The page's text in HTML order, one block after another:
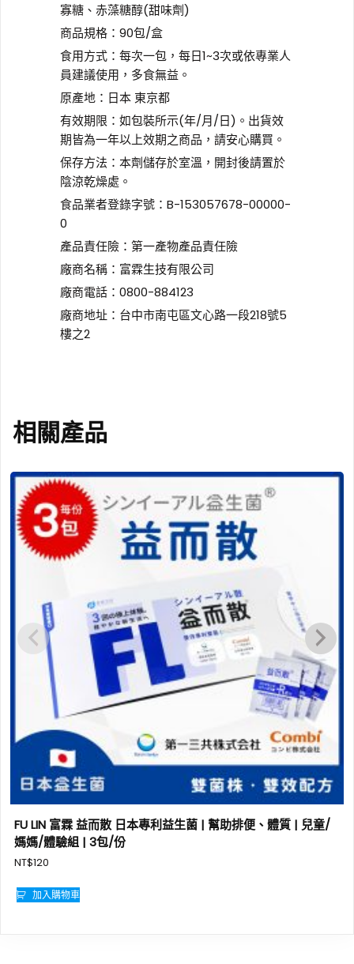
寡糖、赤藻糖醇(甜味劑)
商品規格：90包/盒
食用方式：每次一包，每日1~3次或依專業人
員建議使用，多食無益。
原產地：日本 東京都
有效期限：如包裝所示(年/月/日)。出貨效
期皆為一年以上效期之商品，請安心購買。
保存方法：本劑儲存於室溫，開封後請置於
陰涼乾燥處。
食品業者登錄字號：B-153057678-00000-
0
產品責任險：第一產物產品責任險
廠商名稱：富霖生技有限公司
廠商電話：0800-884123
廠商地址：台中市南屯區文心路一段218號5
樓之2
相關產品
FU LIN 富霖 益而散 日本專利益生菌 | 幫助排便、體質 | 兒童/
媽媽/體驗組 | 3包/份
NT$120
加入購物車